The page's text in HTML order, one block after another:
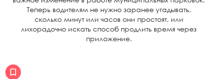
Теперь водителям не нужно заранее угадывать,
сколько минут или часов они простоят, или
лихорадочно искать способ продлить время через
приложение.